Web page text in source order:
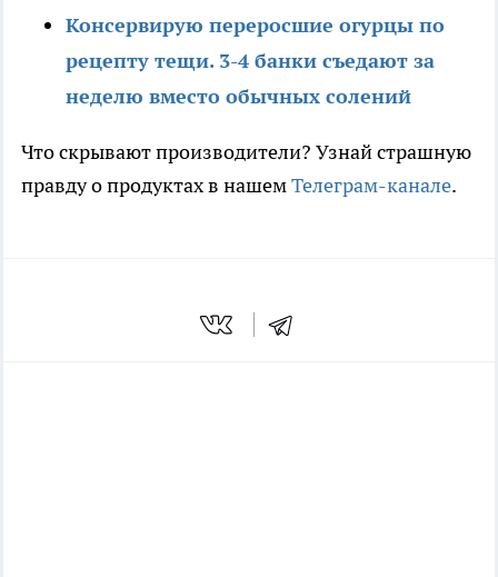
Консервирую переросшие огурцы по
рецепту тещи. 3-4 банки съедают за
неделю вместо обычных солений
Что скрывают производители? Узнай страшную
правду о продуктах в нашемТелеграм-канале.